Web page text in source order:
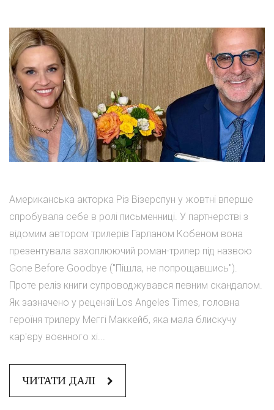
Американська акторка Різ Візерспун у жовтні вперше
спробувала себе в ролі письменниці. У партнерстві з
відомим автором трилерів Гарланом Кобеном вона
презентувала захоплюючий роман-трилер під назвою
Gone Before Goodbye ("Пішла, не попрощавшись").
Проте реліз книги супроводжувався певним скандалом.
Як зазначено у рецензії Los Angeles Times, головна
героїня трилеру Меггі Маккейб, яка мала блискучу
кар'єру воєнного хі...
ЧИТАТИ ДАЛІ